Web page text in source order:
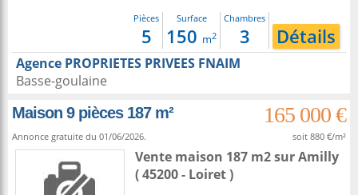
Pièces
5
Surface
150 m2
Chambres
3 Détails
Agence PROPRIETES PRIVEES FNAIM
Basse-goulaine
Maison 9 pièces 187 m²
165 000 €
Annonce gratuite du 01/06/2026. soit 880 €/m²
Vente maison 187 m2surAmilly
( 45200 - Loiret )